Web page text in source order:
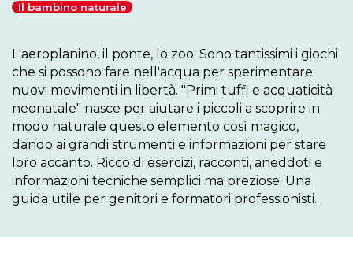
Il bambino naturale
L'aeroplanino, il ponte, lo zoo. Sono tantissimi i giochi
che si possono fare nell'acqua per sperimentare
nuovi movimenti in libertà. "Primi tuffi e acquaticità
neonatale" nasce per aiutare i piccoli a scoprire in
modo naturale questo elemento così magico,
dando ai grandi strumenti e informazioni per stare
loro accanto. Ricco di esercizi, racconti, aneddoti e
informazioni tecniche semplici ma preziose. Una
guida utile per genitori e formatori professionisti.